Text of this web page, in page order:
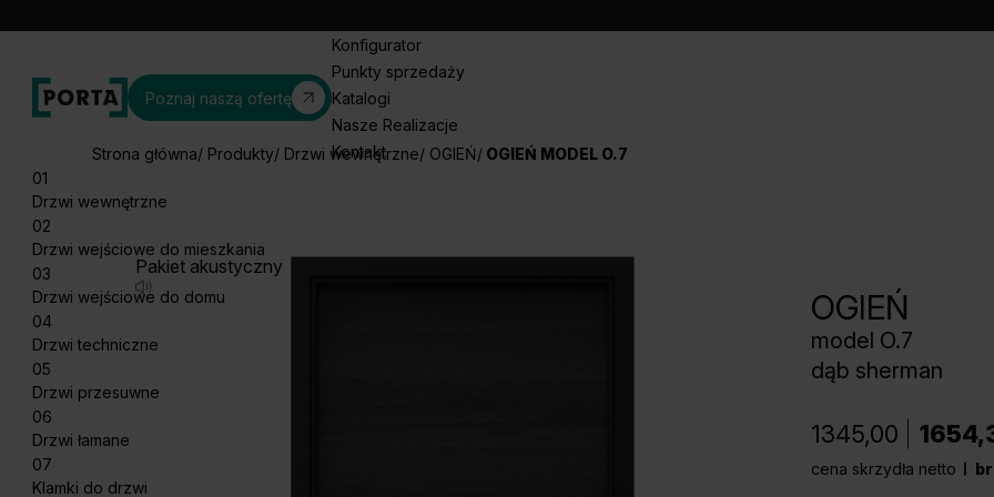
Poznaj naszą ofertę
Konfigurator
Punkty sprzedaży
Katalogi
Nasze Realizacje
Kontakt
01
Drzwi wewnętrzne
02
Drzwi wejściowe do mieszkania
03
Drzwi wejściowe do domu
04
Drzwi techniczne
05
Drzwi przesuwne
06
Drzwi łamane
07
Klamki do drzwi
Strona główna Produkty Drzwi wewnętrzne OGIEŃ OGIEŃ MODEL O.7
Pakiet akustyczny
OGIEŃ
model O.7
dąb sherman
1345,00
cena skrzydła netto